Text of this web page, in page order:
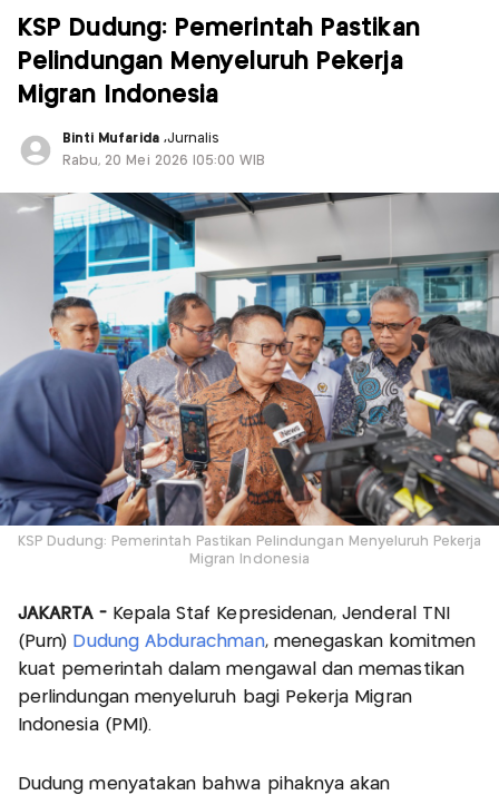
KSP Dudung: Pemerintah Pastikan
Pelindungan Menyeluruh Pekerja
Migran Indonesia
Binti Mufarida ,Jurnalis
Rabu, 20 Mei 2026 |05:00 WIB
KSP Dudung: Pemerintah Pastikan Pelindungan Menyeluruh Pekerja
Migran Indonesia
JAKARTA - Kepala Staf Kepresidenan, Jenderal TNI
(Purn) Dudung Abdurachman, menegaskan komitmen
kuat pemerintah dalam mengawal dan memastikan
perlindungan menyeluruh bagi Pekerja Migran
Indonesia (PMI).
Dudung menyatakan bahwa pihaknya akan